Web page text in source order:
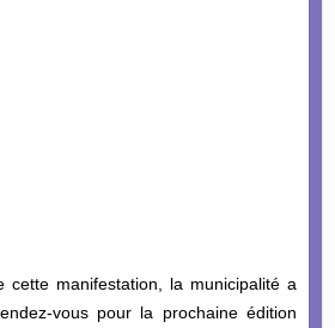
cette manifestation, la municipalité a
vous pour la prochaine édition